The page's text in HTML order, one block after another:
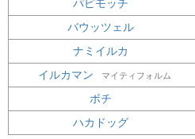
パピモッチ
バウッツェル
ナミイルカ
イルカマン
マイティフォルム
ボチ
ハカドッグ